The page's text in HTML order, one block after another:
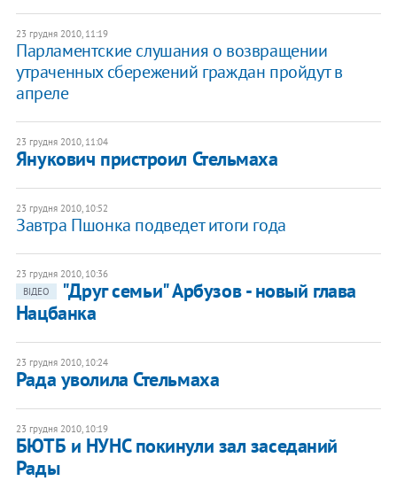
23 грудня 2010, 11:19
Парламентские слушания о возвращении
утраченных сбережений граждан пройдут в
апреле
23 грудня 2010, 11:04
Янукович пристроил Стельмаха
23 грудня 2010, 10:52
Завтра Пшонка подведет итоги года
23 грудня 2010, 10:36
ВІДЕО
"Друг семьи" Арбузов - новый глава
Нацбанка
23 грудня 2010, 10:24
Рада уволила Стельмаха
23 грудня 2010, 10:19
БЮТБ и НУНС покинули зал заседаний
Рады